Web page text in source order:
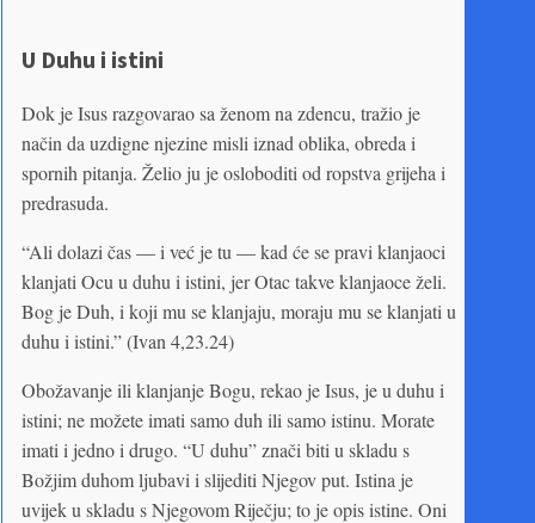
U Duhu i istini
Dok je Isus razgovarao sa ženom na zdencu, tražio je
način da uzdigne njezine misli iznad oblika, obreda i
spornih pitanja. Želio ju je osloboditi od ropstva grijeha i
predrasuda.
“Ali dolazi čas — i već je tu — kad će se pravi klanjaoci
klanjati Ocu u duhu i istini, jer Otac takve klanjaoce želi.
Bog je Duh, i koji mu se klanjaju, moraju mu se klanjati u
duhu i istini.” (Ivan 4,23.24)
Obožavanje ili klanjanje Bogu, rekao je Isus, je u duhu i
istini; ne možete imati samo duh ili samo istinu. Morate
imati i jedno i drugo. “U duhu” znači biti u skladu s
Božjim duhom ljubavi i slijediti Njegov put. Istina je
uvijek u skladu s Njegovom Riječju; to je opis istine. Oni